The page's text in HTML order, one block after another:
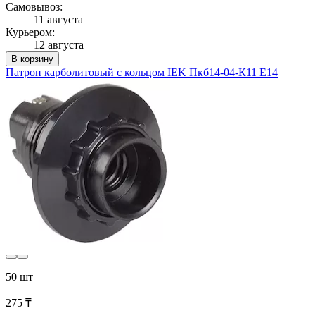
Самовывоз:
11 августа
Курьером:
12 августа
В корзину
Патрон карболитовый с кольцом IEK Пкб14-04-К11 Е14
50 шт
275 ₸